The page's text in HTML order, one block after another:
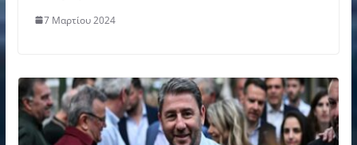
7 Μαρτίου 2024